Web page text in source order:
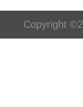
Copyright